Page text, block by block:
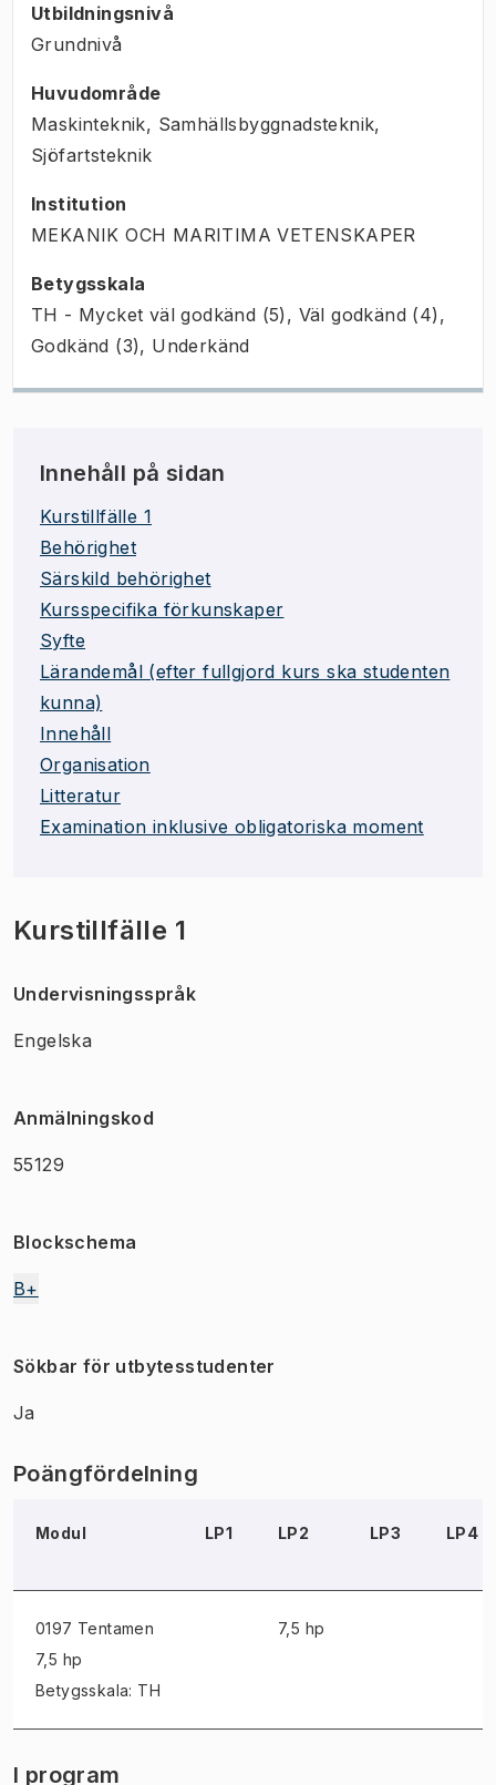
Utbildningsnivå
Grundnivå
Huvudområde
Maskinteknik, Samhällsbyggnadsteknik,
Sjöfartsteknik
Institution
MEKANIK OCH MARITIMA VETENSKAPER
Betygsskala
TH - Mycket väl godkänd (5), Väl godkänd (4),
Godkänd (3), Underkänd
Innehåll på sidan
Kurstillfälle 1
Behörighet
Särskild behörighet
Kursspecifika förkunskaper
Syfte
Lärandemål (efter fullgjord kurs ska studenten
kunna)
Innehåll
Organisation
Litteratur
Examination inklusive obligatoriska moment
Kurstillfälle 1
Undervisningsspråk
Engelska
Anmälningskod
55129
Blockschema
B+
Sökbar för utbytesstudenter
Ja
Poängfördelning
Modul LP1 LP2 LP3 LP4
0197 Tentamen
7,5 hp
Betygsskala: TH
7,5 hp
I program